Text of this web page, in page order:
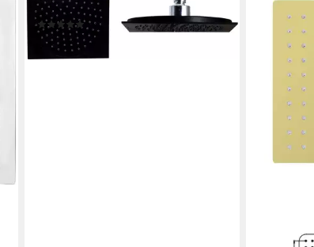
Kopfbrause
(2)
32,39 €
lieferbar - in 6-8 Werktagen bei dir
tlg), Aloni